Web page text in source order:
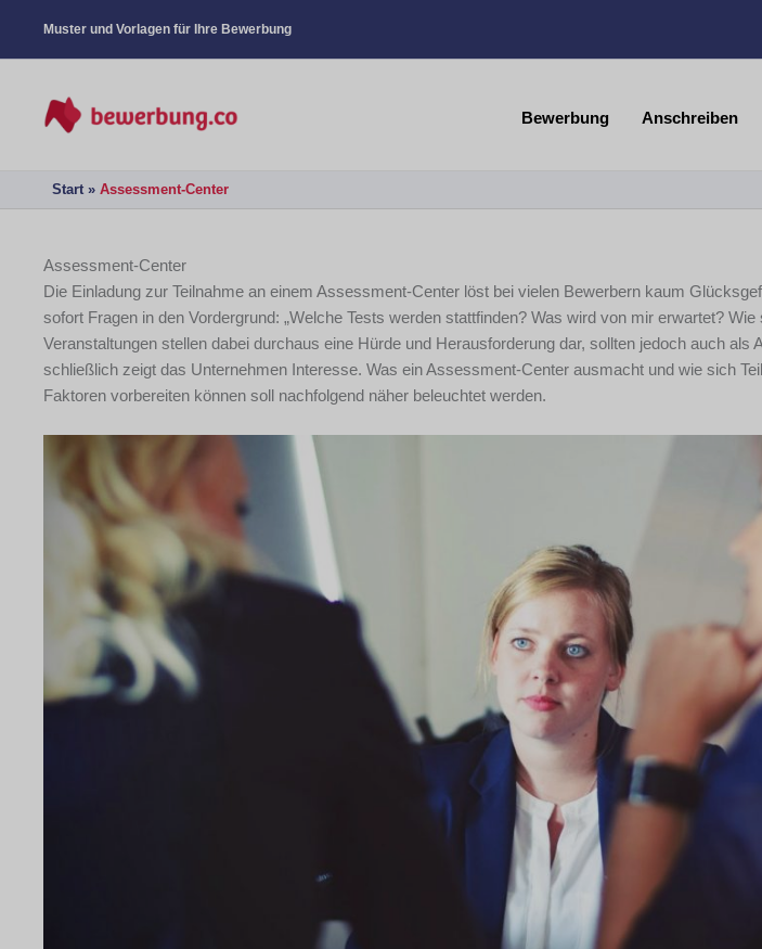
Muster und Vorlagen für Ihre Bewerbung
Bewerbung Anschreiben
Start Assessment-Center
Assessment-Center
Die Einladung zur Teilnahme an einem Assessment-Center löst bei vielen Bewerbern kaum
sofort Fragen in den Vordergrund: „Welche Tests werden stattfinden? Was wird von mir erwartet?
Veranstaltungen stellen dabei durchaus eine Hürde und Herausforderung dar, sollten jedoch auch als
schließlich zeigt das Unternehmen Interesse. Was ein Assessment-Center ausmacht und wie sich
Faktoren vorbereiten können soll nachfolgend näher beleuchtet werden.